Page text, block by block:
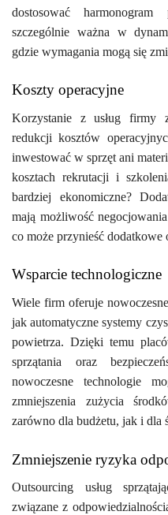
dostosować
szczególnie ważna w
gdzie wymagania mogą się
Koszty operacyjne
Korzystanie z usług firmy
redukcji kosztów
inwestować w sprzęt ani
kosztach rekrutacji i
bardziej ekonomiczne?
mają możliwość
co może przynieść dodatkowe
Wsparcie technologiczne
Wiele firm oferuje
jak automatyczne systemy
powietrza. Dzięki temu
sprzątania oraz
nowoczesne technologie
zmniejszenia zużycia
zarówno dla budżetu, jak i dla
Zmniejszenie ryzyka
Outsourcing usług
związane z